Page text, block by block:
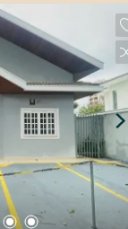
Agende sua visita!